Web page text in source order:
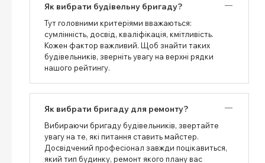
Як вибрати будівельну бригаду?
Тут головними критеріями вважаються:
сумлінність, досвід, кваліфікація, кмітливість.
Кожен фактор важливий. Щоб знайти таких
будівельників, зверніть увагу на верхні рядки
нашого рейтингу.
Як вибрати бригаду для ремонту?
Вибираючи бригаду будівельників, звертайте
увагу на те, які питання ставить майстер.
Досвідчений професіонал завжди поцікавиться,
який тип будинку, ремонт якого плану вас